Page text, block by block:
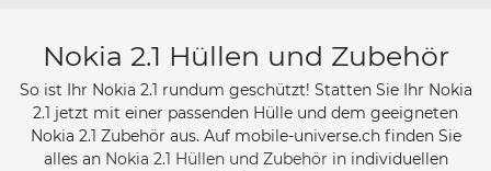
Nokia 2.1 Hüllen und Zubehör
So ist Ihr Nokia 2.1 rundum geschützt! Statten Sie Ihr Nokia
2.1 jetzt mit einer passenden Hülle und dem geeigneten
Nokia 2.1 Zubehör aus. Auf mobile-universe.ch finden Sie
alles an Nokia 2.1 Hüllen und Zubehör in individuellen